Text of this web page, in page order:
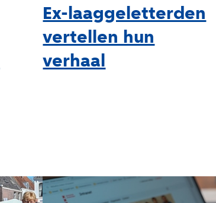
Ex-laaggeletterden
vertellen hun
verhaal